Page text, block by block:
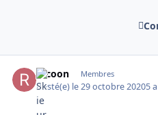
racoon Membres
Posté(e) le 29 octobre 20205 a